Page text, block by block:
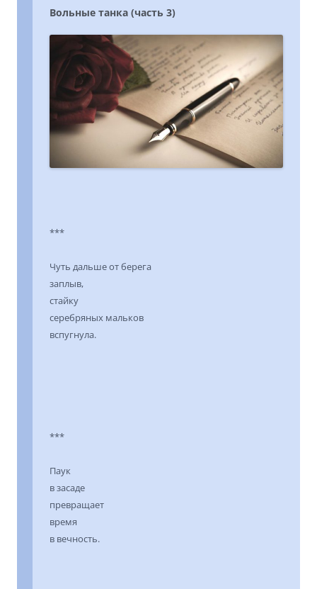
Вольные танка (часть 3)
***
Чуть дальше от берега
заплыв,
стайку
серебряных мальков
вспугнула.
***
Паук
в засаде
превращает
время
в вечность.